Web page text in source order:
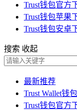
Trust钱包官方
Trust钱包苹果
Trust钱包安卓
搜索 收起
最新推荐
Trust Wallet钱
Trust钱包官方